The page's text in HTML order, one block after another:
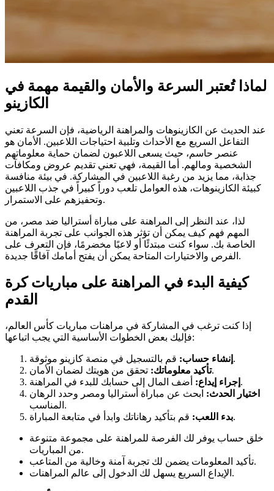
لماذا تُعتبر السرعة والأمان والقيمة مهمة في
الكازينو
عند الحديث عن الكازينوهات والمراهنة الرياضية، فإن السرعة تعني
التفاعل السريع مع الأحداث وتلبية احتياجات اللاعبين. الأمان هو
عنصر حاسم، حيث يسعى اللاعبون لضمان حماية معلوماتهم
الشخصية ومالهم. أما القيمة، فهي تعني تقديم عروض ومكافآت
جذابة، مما يزيد من رغبة اللاعبين في المشاركة. في بيئة منافسة
كبيئة الكازينوهات، هذه العوامل تلعب دوراً كبيراً في جذب اللاعبين
وتحفيزهم على الاستمرار.
لذا، عند النظر إلى المراهنة على مباراة أستراليا ضد مصر، من
المهم فهم كيف يمكن أن تؤثر هذه الجوانب على تجربة المراهنة
الخاصة بك. سواء كنت مبتدئًا أو لاعبًا مخضرمًا، فإن التعرف على
الفرص والاختيارات المتاحة يمكن أن يفتح أمامك آفاقًا جديدة.
كيفية البدء في المراهنة على مباريات كرة
القدم
إذا كنت ترغب في المشاركة في مراهنات مباريات كأس العالم،
فإليك بعض الخطوات الأساسية التي يجب اتباعها:
إنشاء حساب:قم بالتسجيل في منصة كازينو موثوقة.
تأكيد معلوماتك:تحقق من هويتك لضمان الأمان.
إجراء إيداع:أضف المال إلى حسابك للبدء في المراهنة.
اختيار الحدث: ابحث عن مباراة أستراليا ومصر وحدد الرهان
المناسب.
بدء اللعب:قم بتأكيد رهاناتك وابدأ في متابعة المباراة.
خلق حساب يوفر لك الفرصة للمراهنة على مجموعة متنوعة
من المباريات.
تأكيد المعلومات يضمن لك تجربة آمنة وخالية من المتاعب.
الإيداع السريع يسهل لك الدخول إلى عالم المراهنات.